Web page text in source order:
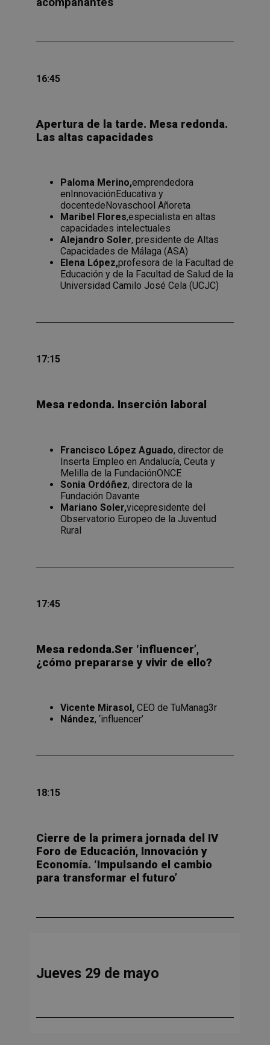
16:45
Apertura de la tarde. Mesa redonda.
Las altas capacidades
Paloma Merino,emprendedora
enInnovaciónEducativa y
docentedeNovaschool Añoreta
Maribel Flores,especialista en altas
capacidades intelectuales
Alejandro Soler, presidente de Altas
Capacidades de Málaga (ASA)
Elena López,profesora de la Facultad de
Educación y de la Facultad de Salud de la
Universidad Camilo José Cela (UCJC)
17:15
Mesa redonda. Inserción laboral
Francisco López Aguado, director de
Inserta Empleo en Andalucía, Ceuta y
Melilla de la FundaciónONCE
Sonia Ordóñez, directora de la
Fundación Davante
Mariano Soler,vicepresidente del
Observatorio Europeo de la Juventud
Rural
17:45
Mesa redonda.Ser ‘influencer’,
¿cómo prepararse y vivir de ello?
Vicente Mirasol, CEO de TuManag3r
Nández, ‘influencer’
18:15
Cierre de la primera jornada del IV
Foro de Educación, Innovación y
Economía. ‘Impulsando el cambio
para transformar el futuro’
Jueves 29 de mayo